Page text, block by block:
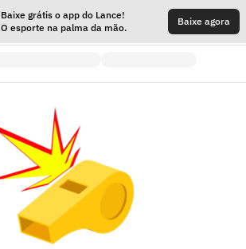
Baixe grátis o app do Lance!
O esporte na palma da mão.
Baixe agora